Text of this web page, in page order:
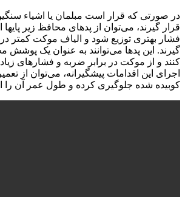
در صورتی که قرار است مبلمان یا اشیاء
قرار گیرند، می‌توان از پد‌های محافظ زیر پایها
فشار بهتری توزیع شود و الیاف موکت کمتر
گیرند. این پد‌ها می‌توانند به عنوان یک
کنند و از موکت در برابر ضربه و فشارهای
اجرای این اقدامات پیشگیرانه، می‌توان از
کوبیده شده جلوگیری کرده و طول عمر آن را